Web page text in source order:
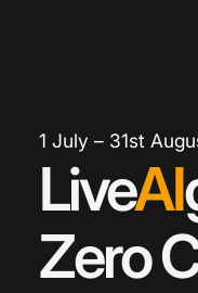
1 July – 31st
LiveAI
Zero